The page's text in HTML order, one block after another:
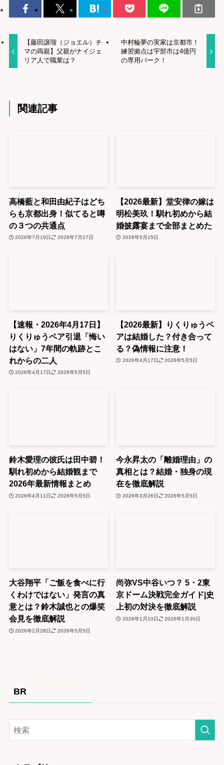
【藤田譲瑠（ジョエル）チ
マの両親】父親がナイジェ
リア人で職業は？
中村輪夢の実家は京都市！
練習拠点は宇部市は4億円
の専用パーク！
関連記事
高橋藍と和田由紀子はどち
らも京都出身！似てると噂
の３つの共通点
2026年7月19日 2026年7月27日
【2026最新】堂安律の嫁は
明松美玖！馴れ初めから結
婚披露宴まで全部まとめた
2026年5月15日
【速報・2026年4月17日】
りくりゅうペア引退「悔い
はない」7年間の軌跡とこ
れからの二人
2026年4月17日 2026年5月5日
【2026最新】りくりゅうペ
アは結婚した？付き合って
る？偽情報に注意！
2026年4月17日 2026年5月5日
鈴木愛理の彼氏は田中碧！
馴れ初めから結婚観まで
2026年最新情報まとめ
2026年4月11日 2026年5月5日
今永昇太の「離婚理由」の
真相とは？結婚・独身の現
在を徹底解説
2026年3月26日 2026年5月5日
大谷翔平「ご飯を食べに行
くわけではない」発言の真
意とは？鈴木誠也との爆笑
会見を徹底解説
2026年2月28日 2026年5月5日
尚弥VS中谷いつ？ 5・2東
京ドーム決戦完全ガイド|史
上初の対決を徹底解説
2026年1月10日 2026年1月30日
BR